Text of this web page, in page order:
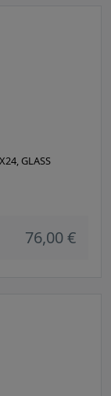
GLASS
76,00 €